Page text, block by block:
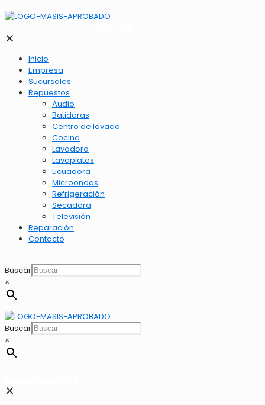
✕
Inicio
Empresa
Sucursales
Repuestos
Audio
Batidoras
Centro de lavado
Cocina
Lavadora
Lavaplatos
Licuadora
Microondas
Refrigeración
Secadora
Televisión
Reparación
Contacto
Buscar
×
Buscar
×
✕